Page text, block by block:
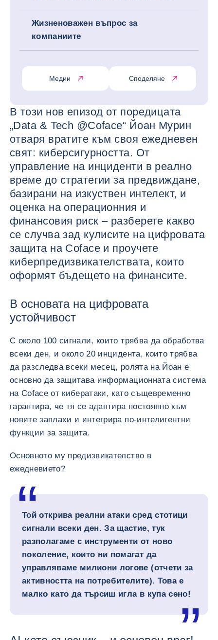
Жизненоважен въпрос за
компаниите
Медии Споделяне
В този нов епизод от поредицата
„Data & Tech @Coface“ Йоан Мурин
отваря вратите към своя ежедневен
свят: киберсигурността. От
управление на инциденти в реално
време до стратегии за предвиждане,
базирани на изкуствен интелект, и
оценка на операционния и
финансовия риск – разберете какво
се случва зад кулисите на цифровата
защита на Coface и проучете
киберпредизвикателствата, които
оформят бъдещето на финансите.
В основата на цифровата
устойчивост
С около 100 сигнали, които трябва да обработва
всеки ден, и около 20 инцидента, които трябва
да разследва всеки месец, ролята на Йоан е
основно да защитава информационната система
на Coface от кибератаки, като същевременно
гарантира, че тя се адаптира постоянно към
новите заплахи и интегрира по-интелигентни
функции за защита.
Основното му предизвикателство в
ежедневието?
Той открива реални атаки сред стотици
сигнали всеки ден. За щастие, тук
разполагаме с инструменти от ново
поколение, които ни помагат да
управляваме милиони логове (отчети за
активността на потребителите). Това е
малко като да търсиш игла в купа сено!